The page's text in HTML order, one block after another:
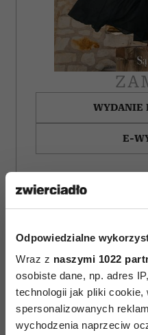
Odpowiedzialne
Wraz z naszymi 1022
osobiste dane, np. adres
technologii jak pliki cookie,
spersonalizowanych
wychodzenia naprzeciw
WYDANIE
E-